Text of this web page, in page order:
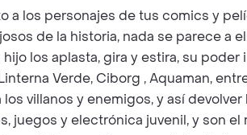
a los personajes de tus comics y
de la historia, nada se parece a
los aplasta, gira y estira, su
Verde, Ciborg , Aquaman,
villanos y enemigos, y así
juegos y electrónica juvenil, y son